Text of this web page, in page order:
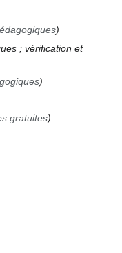
; vérification et
gratuites